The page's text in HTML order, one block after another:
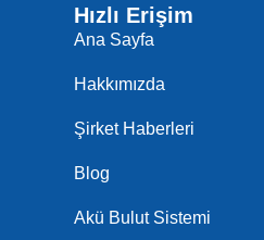
Hızlı Erişim
Ana Sayfa
Hakkımızda
Şirket Haberleri
Blog
Akü Bulut Sistemi